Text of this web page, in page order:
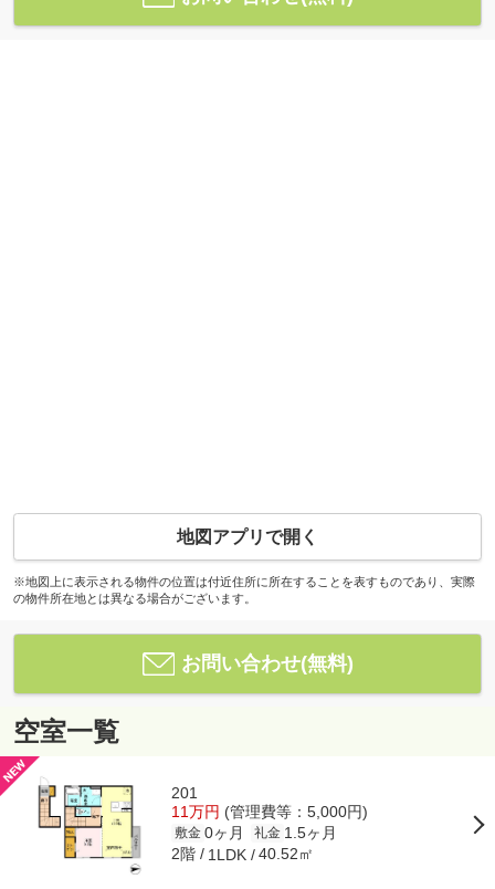
地図アプリで開く
※地図上に表示される物件の位置は付近住所に所在することを表すものであり、実際
の物件所在地とは異なる場合がございます。
お問い合わせ(無料)
空室一覧
201
11万円 (管理費等：5,000円)
敷金 0ヶ月 礼金 1.5ヶ月
2階 1LDK 40.52㎡